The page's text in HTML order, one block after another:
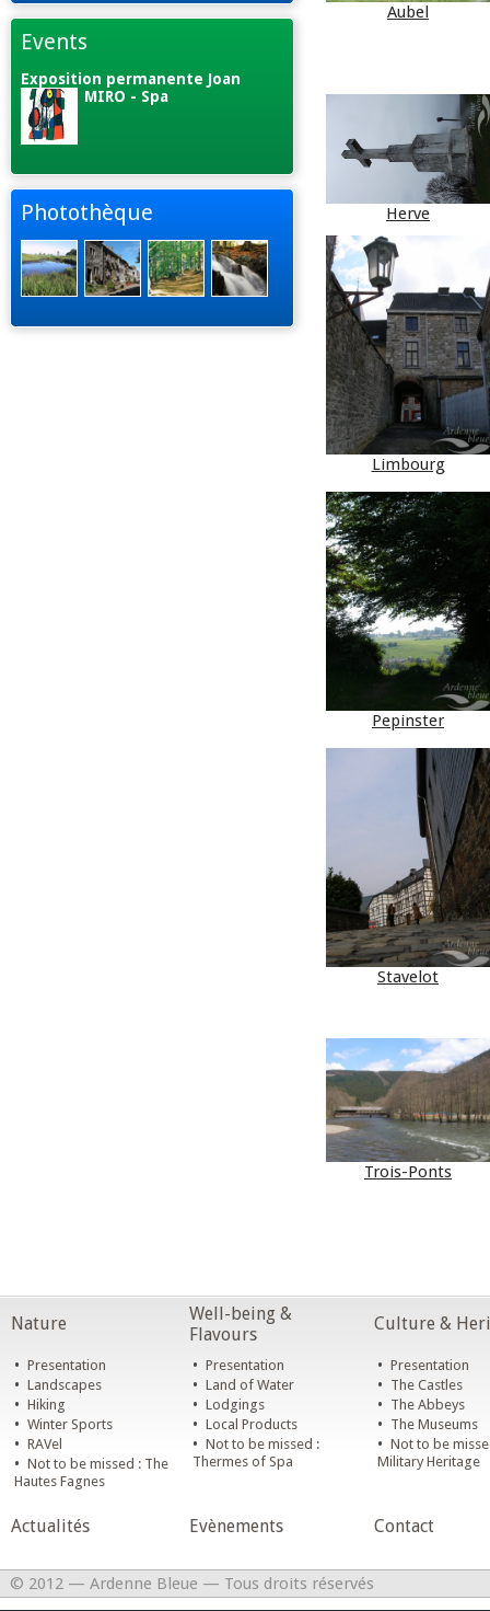
Events
Exposition permanente Joan
MIRO - Spa
Photothèque
Aubel
Herve
Limbourg
Pepinster
Stavelot
Trois-Ponts
Nature
Well-being &
Flavours
Culture &
• Presentation
• Landscapes
• Hiking
• Winter Sports
• RAVel
• Not to be missed : The
Hautes Fagnes
• Presentation
• Land of Water
• Lodgings
• Local Products
• Not to be missed :
Thermes of Spa
• Presentation
• The Castles
• The Abbeys
• The Museums
• Not to be
Military Heritage
Actualités Evènements Contact
© 2012 — Ardenne Bleue — Tous droits réservés